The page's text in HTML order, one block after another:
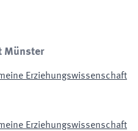
Münster
Erziehungswissenschaft
Erziehungswissenschaft